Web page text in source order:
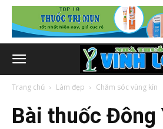
Trang chủ Làm đẹp Chăm sóc vùng kín
Bài thuốc Đông